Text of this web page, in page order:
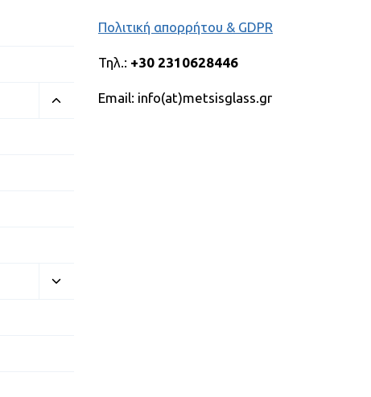
Πολιτική απορρήτου & GDPR
Τηλ.: +30 2310628446
Email: info(at)metsisglass.gr